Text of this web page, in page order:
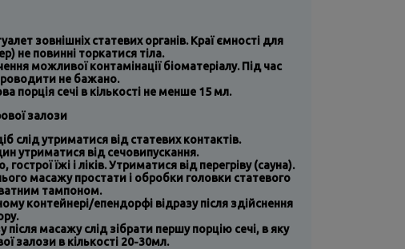
зовнішніх статевих органів. Краї ємності для
не повинні торкатися тіла.
можливої ​​контамінації біоматеріалу. Під час
не бажано.
порція сечі в кількості не менше 15 мл.
залози
слід утриматися від статевих контактів.
утриматися від сечовипускання.
їжі і ліків. Утриматися від перегріву (сауна).
масажу простати і обробки головки статевого
тампоном.
контейнері/епендорфі відразу після здійснення
масажу слід зібрати першу порцію сечі, в яку
залози в кількості 20-30мл.